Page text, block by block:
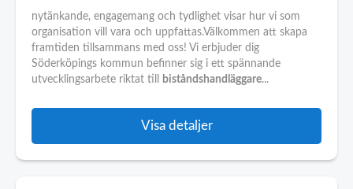
nytänkande, engagemang och tydlighet visar hur vi som
organisation vill vara och uppfattas.Välkommen att skapa
framtiden tillsammans med oss! Vi erbjuder dig
Söderköpings kommun befinner sig i ett spännande
utvecklingsarbete riktat till
biståndshandläggare...
Visa detaljer